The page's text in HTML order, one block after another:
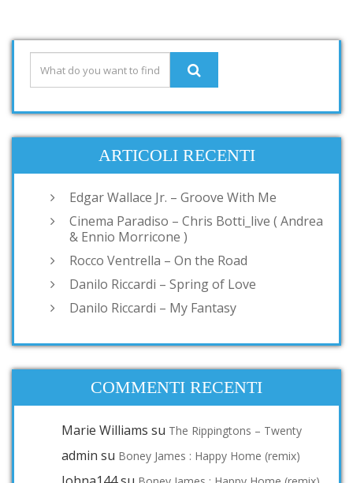
ARTICOLI RECENTI
Edgar Wallace Jr. – Groove With Me
Cinema Paradiso – Chris Botti_live ( Andrea
& Ennio Morricone )
Rocco Ventrella – On the Road
Danilo Riccardi – Spring of Love
Danilo Riccardi – My Fantasy
COMMENTI RECENTI
Marie Williams su The Rippingtons – Twenty
admin su Boney James : Happy Home (remix)